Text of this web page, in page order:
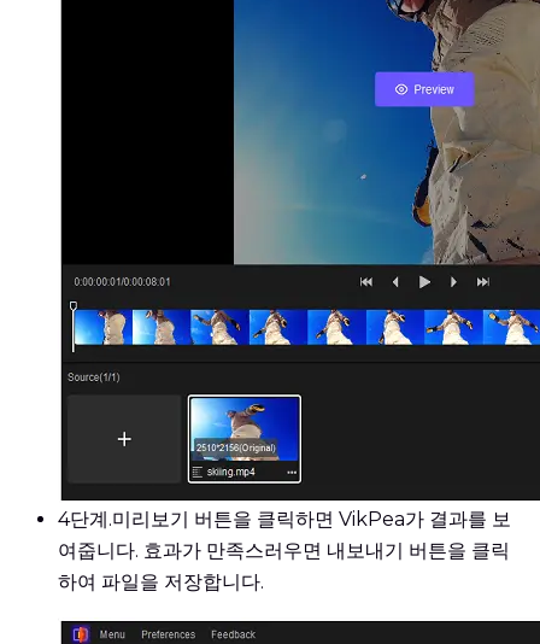
4단계.미리보기 버튼을 클릭하면 VikPea가 결과를 보
여줍니다. 효과가 만족스러우면 내보내기 버튼을 클릭
하여 파일을 저장합니다.